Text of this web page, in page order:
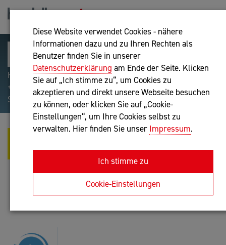
Diese Website verwendet Cookies - nähere
Informationen dazu und zu Ihren Rechten als
Benutzer finden Sie in unserer
Datenschutzerklärung am Ende der Seite. Klicken
Sie auf „Ich stimme zu“, um Cookies zu
akzeptieren und direkt unsere Webseite besuchen
zu können, oder klicken Sie auf „Cookie-
Einstellungen“, um Ihre Cookies selbst zu
verwalten. Hier finden Sie unser Impressum.
Ich stimme zu
Cookie-Einstellungen
Hilfreiche Suchparameter: Begriff einschließen:
+webshop, Begriff ausschließen: -webshop, Exakter
Suchbegriff: "internet of things"
KMP UNTERNEHMENS- UND
WERTEKULTUR GMBH
Unternehmensberatung
Anfrage oder Rückruf